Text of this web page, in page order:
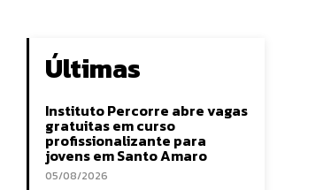
Últimas
Instituto Percorre abre vagas
gratuitas em curso
profissionalizante para
jovens em Santo Amaro
05/08/2026